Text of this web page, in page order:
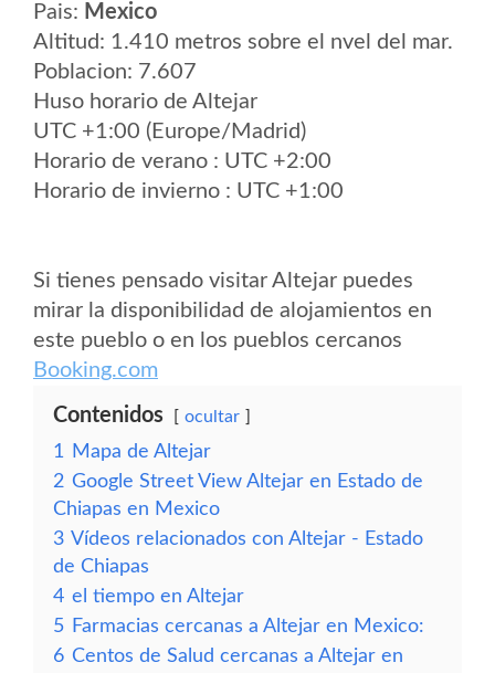
Pais: Mexico
Altitud: 1.410 metros sobre el nvel del mar.
Poblacion: 7.607
Huso horario de Altejar
UTC +1:00 (Europe/Madrid)
Horario de verano : UTC +2:00
Horario de invierno : UTC +1:00
Si tienes pensado visitar Altejar puedes
mirar la disponibilidad de alojamientos en
este pueblo o en los pueblos cercanos
Booking.com
Contenidos ocultar
1
Mapa de Altejar
2 Google Street View Altejar en Estado de
Chiapas en Mexico
3 Vídeos relacionados con Altejar - Estado
de Chiapas
4 el tiempo en Altejar
5 Farmacias cercanas a Altejar en Mexico:
6 Centos de Salud cercanas a Altejar en